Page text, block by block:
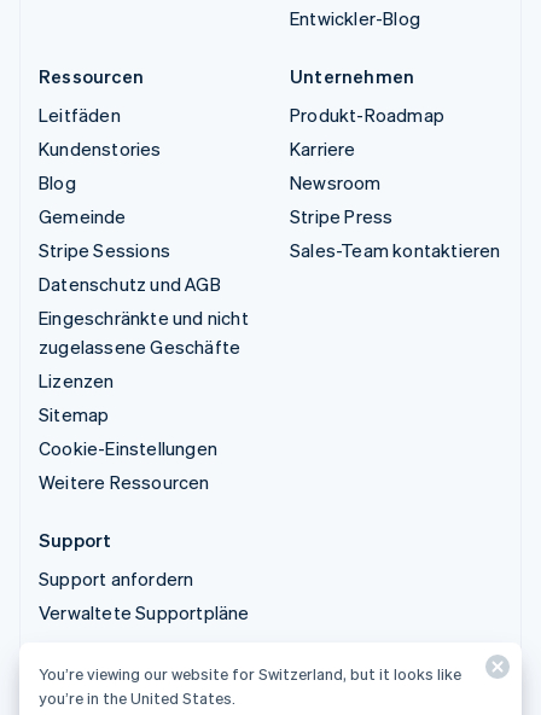
Entwickler-Blog
Ressourcen
Leitfäden
Kundenstories
Blog
Gemeinde
Stripe Sessions
Datenschutz und AGB
Eingeschränkte und nicht
zugelassene Geschäfte
Lizenzen
Sitemap
Cookie-Einstellungen
Weitere Ressourcen
Unternehmen
Produkt-Roadmap
Karriere
Newsroom
Stripe Press
Sales-Team kontaktieren
Support
Support anfordern
Verwaltete Supportpläne
© 2026 Stripe, LLC
You’re viewing our website for Switzerland, but it looks like
you’re in the United States.